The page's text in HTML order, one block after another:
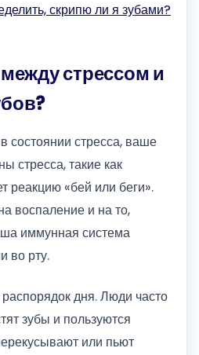
скрипю ли я зубами?
стрессом и
состоянии стресса, ваше
стресса, такие как
реакцию «бей или беги».
воспаление и на то,
иммунная система
во рту.
дня. Люди часто
зубы и пользуются
или пьют